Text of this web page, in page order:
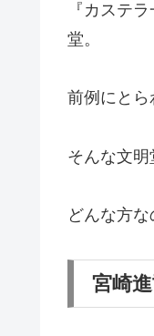
『カステ
堂。
前例にとら
そんな文明
どんな方
宮崎